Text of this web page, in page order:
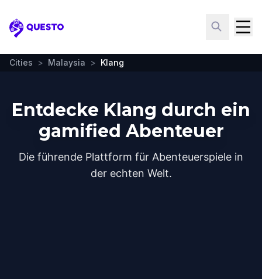
Questo
Cities > Malaysia > Klang
Entdecke Klang durch ein
gamified Abenteuer
Die führende Plattform für Abenteuerspiele in
der echten Welt.